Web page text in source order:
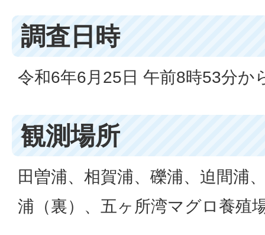
調査日時
令和6年6月25日 午前8時53分か
観測場所
田曽浦、相賀浦、礫浦、迫間浦
浦（裏）、五ヶ所湾マグロ養殖